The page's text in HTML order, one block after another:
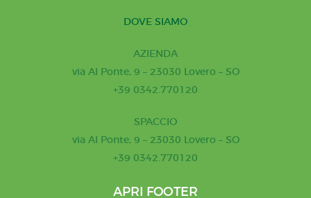
DOVE SIAMO
AZIENDA
via Al Ponte, 9 – 23030 Lovero – SO
+39 0342.770120
SPACCIO
via Al Ponte, 9 – 23030 Lovero – SO
+39 0342.770120
APRI FOOTER